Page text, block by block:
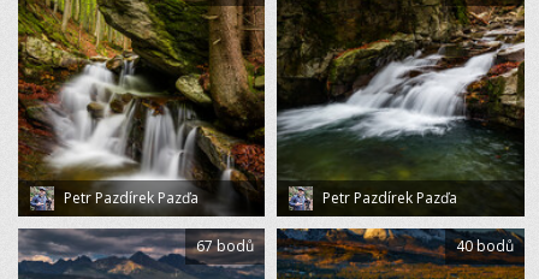
Petr Pazdírek Pazďa Petr Pazdírek Pazďa
67 bodů 40 bodů